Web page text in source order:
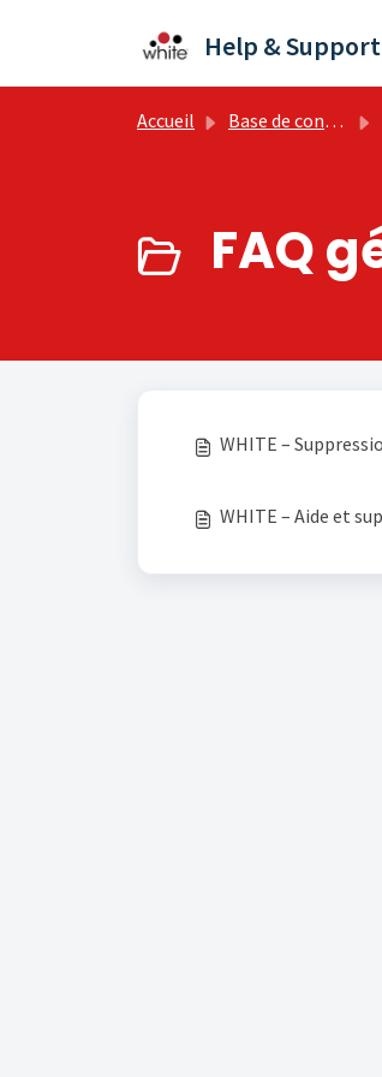
Help & Support
Accueil Base de connaissances
FAQ
WHITE –
WHITE – Aide et